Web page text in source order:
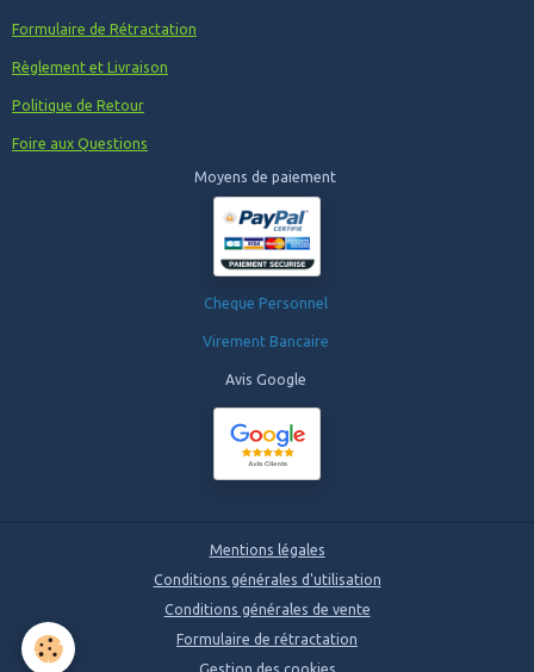
Formulaire de Rétractation
Règlement et Livraison
Politique de Retour
Foire aux Questions
Moyens de paiement
Cheque Personnel
Virement Bancaire
Avis Google
Mentions légales
Conditions générales d'utilisation
Conditions générales de vente
Formulaire de rétractation